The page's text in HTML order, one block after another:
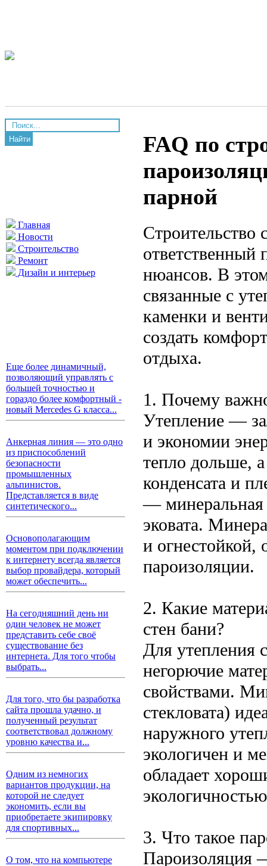
Найти
Главная
Новости
Строительство
Ремонт
Дизайн и интерьер
Еще более динамичный,
позволяющий управлять с
большей точностью и
гораздо более комфортный -
новый Mercedes G класса...
Анкерная линия — это одно
из приспособлений
безопасности
промышленных
альпинистов.
Представляется в виде
синтетического...
Основополагающим
моментом при подключении
к интернету всегда является
выбор провайдера, который
может обеспечить...
На сегодняшний день ни
один человек не может
представить себе своё
существование без
интернета. Для того чтобы
выбрать...
Для того, что бы разработка
сайта прошла удачно, и
полученный результат
соответствовал должному
уровню качества и...
Одним из немногих
вариантов продукции, на
которой не следует
экономить, если вы
приобретаете экипировку
для спортивных...
О том, что на компьютере
FAQ по
парной
Строительство
ответственный
нюансов. В
связанные с
каменки и
создать
отдыха.
1. Почему
Утепление —
и экономии
тепло дольше,
конденсата и
— минеральная
эковата.
и огнестойкой,
пароизоляции.
2. Какие
стен бани?
Для утепления
негорючие
свойствами.
стекловата)
наружного
экологичен и
обладает
3. Что такое
Пароизоляция